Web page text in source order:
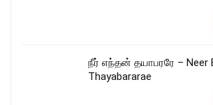
நீர் எந்தன் தயாபரரே – Neer
Thayabararae